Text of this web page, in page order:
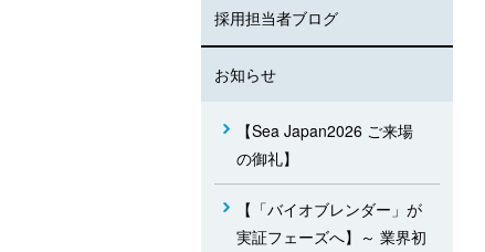
採用担当者ブログ
お知らせ
【Sea Japan2026 ご来場
の御礼】
【「バイオブレンダー」が
実証フェーズへ】～ 業界初